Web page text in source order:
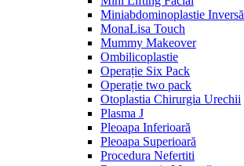
Miniabdominoplastie Inversă
MonaLisa Touch
Mummy Makeover
Ombilicoplastie
Operație Six Pack
Operație two pack
Otoplastia Chirurgia Urechii
Plasma J
Pleoapa Inferioară
Pleoapa Superioară
Procedura Nefertiti